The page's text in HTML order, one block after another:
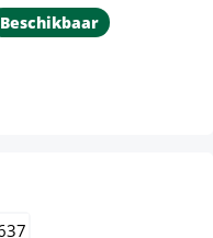
Beschikbaar